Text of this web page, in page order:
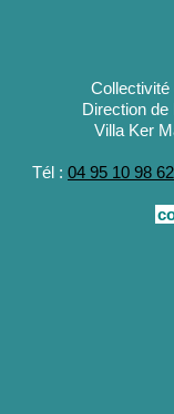
Direction de
Villa Ker
Tél : 04 95 10 98 62